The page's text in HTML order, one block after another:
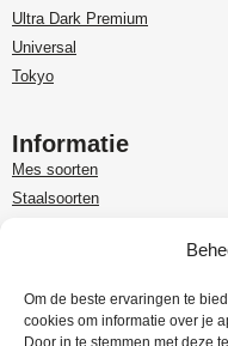
Om de beste ervaringen te
cookies om informatie over je
Door in te stemmen met deze
Ultra Dark Premium
Universal
Tokyo
Informatie
Mes soorten
Staalsoorten
Customer care
Garantie en retour